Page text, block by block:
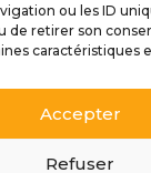
ou les ID
de retirer son
caractéristiques
Accepter
Refuser
par AsiaThaï